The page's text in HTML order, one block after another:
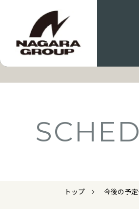
トップ 今後の予